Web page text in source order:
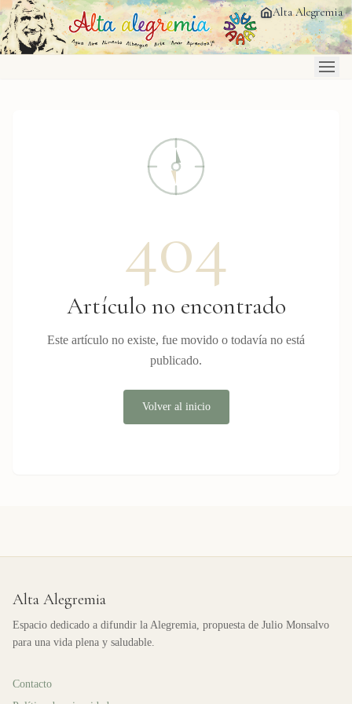
Saltar al contenido principal Alta Alegremia
404
Artículo no encontrado
Este artículo no existe, fue movido o todavía no está
publicado.
Volver al inicio
Alta Alegremia
Espacio dedicado a difundir la Alegremia, propuesta de Julio Monsalvo
para una vida plena y saludable.
Contacto